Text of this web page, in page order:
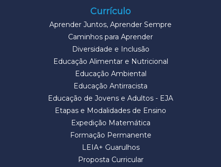
Currículo
Aprender Juntos, Aprender Sempre
Caminhos para Aprender
Diversidade e Inclusão
Educação Alimentar e Nutricional
Educação Ambiental
Educação Antirracista
Educação de Jovens e Adultos - EJA
Etapas e Modalidades de Ensino
Expedição Matemática
Formação Permanente
LEIA+ Guarulhos
Proposta Curricular